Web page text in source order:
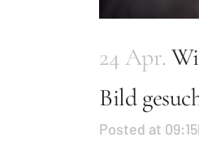
24 Apr.
Bild
Posted at